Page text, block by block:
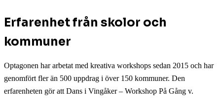
Erfarenhet från skolor och
kommuner
Optagonen har arbetat med kreativa workshops sedan 2015 och har
genomfört fler än 500 uppdrag i över 150 kommuner. Den
erfarenheten gör att Dans i Vingåker – Workshop På Gång v.